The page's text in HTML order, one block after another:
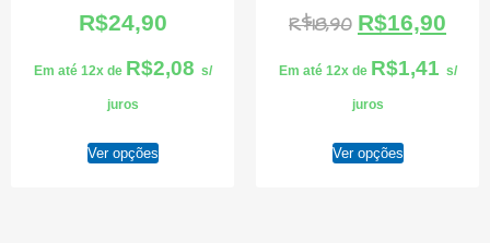
R$24,90
Em até 12x de R$2,08 s/
juros
Ver opções
R$18,90 R$16,90
Em até 12x de R$1,41 s/
juros
Ver opções